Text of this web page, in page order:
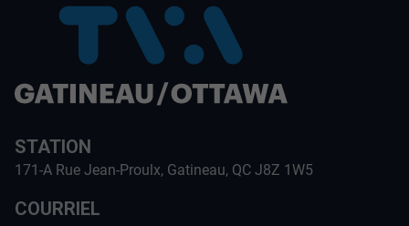
STATION
171-A Rue Jean-Proulx, Gatineau, QC J8Z 1W5
COURRIEL